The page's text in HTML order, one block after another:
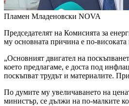
Пламен Младеновски NOVA
Председателят на Комисията за
му основната причина е по-високата
„Основният двигател на
което предлагаме, е доста под
поскъпват трудът и материалите.
По думите му увеличаването на
министър, се дължи на по-малките